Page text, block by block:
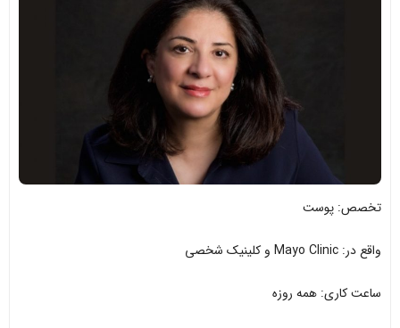
تخصص: پوست
واقع در: Mayo Clinic و کلینیک شخصی
ساعت کاری: همه روزه